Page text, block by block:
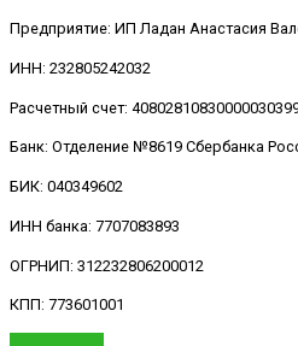
Предприятие: ИП Ладан Анастасия
ИНН: 232805242032
Расчетный счет:
Банк: Отделение №8619 Сбербанка
БИК: 040349602
ИНН банка: 7707083893
ОГРНИП: 312232806200012
КПП: 773601001